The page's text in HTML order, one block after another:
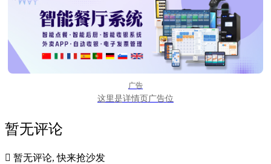
广告
这里是详情页广告位
暂无评论
 暂无评论, 快来抢沙发